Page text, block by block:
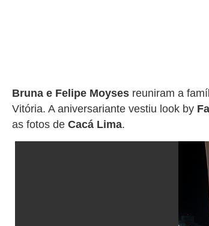
Bruna e Felipe Moyses reuniram a
Vitória. A aniversariante vestiu look by
as fotos de Cacá Lima.